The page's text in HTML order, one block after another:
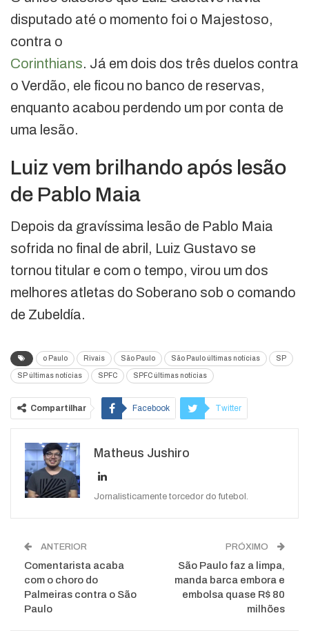
disputado até o momento foi o Majestoso,
contra o
Corinthians. Já em dois dos três duelos contra
o Verdão, ele ficou no banco de reservas,
enquanto acabou perdendo um por conta de
uma lesão.
Luiz vem brilhando após lesão
de Pablo Maia
Depois da gravíssima lesão de Pablo Maia
sofrida no final de abril, Luiz Gustavo se
tornou titular e com o tempo, virou um dos
melhores atletas do Soberano sob o comando
de Zubeldía.
o Paulo Rivais São Paulo São Paulo últimas notícias SP
SP últimas notícias SPFC SPFC últimas notícias
Compartilhar Facebook Twitter
WhatsApp
Matheus Jushiro
Jornalisticamente torcedor do futebol.
ANTERIOR
Comentarista acaba
com o choro do
Palmeiras contra o São
Paulo
PRÓXIMO
São Paulo faz a limpa,
manda barca embora e
embolsa quase R$ 80
milhões